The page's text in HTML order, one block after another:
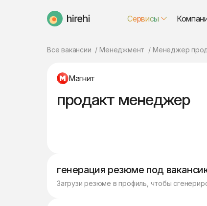
HireHi Сервисы
Все вакансии Менеджмент Менеджер
Магнит
продакт менеджер
генерация резюме под
Загрузи резюме в профиль, чтобы